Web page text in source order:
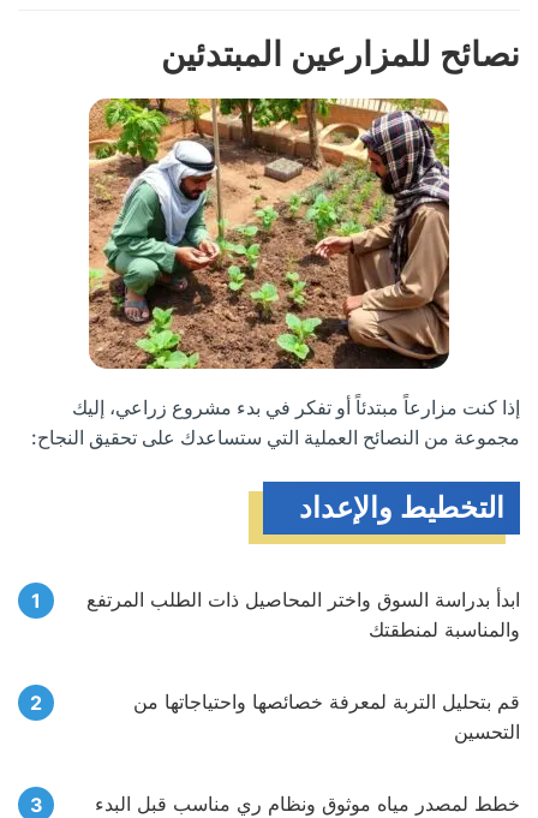
نصائح للمزارعين المبتدئين
إذا كنت مزارعاً مبتدئاً أو تفكر في بدء مشروع زراعي، إليك
مجموعة من النصائح العملية التي ستساعدك على تحقيق النجاح:
التخطيط والإعداد
ابدأ بدراسة السوق واختر المحاصيل ذات الطلب المرتفع
والمناسبة لمنطقتك
قم بتحليل التربة لمعرفة خصائصها واحتياجاتها من
التحسين
خطط لمصدر مياه موثوق ونظام ري مناسب قبل البدء